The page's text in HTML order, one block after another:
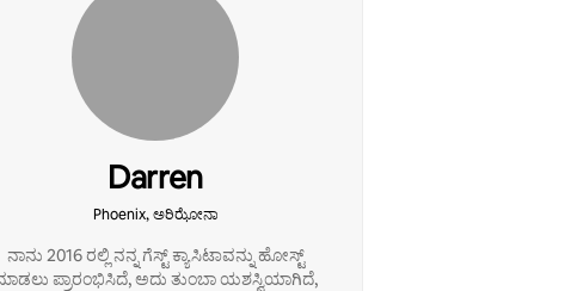
Darren
Phoenix, ಅರಿಝೋನಾ
ನಾನು 2016 ರಲ್ಲಿ ನನ್ನ ಗೆಸ್ಟ್ ಕ್ಯಾಸಿಟಾವನ್ನು ಹೋಸ್ಟ್
ಪ್ರಾರಂಭಿಸಿದೆ, ಅದು ತುಂಬಾ ಯಶಸ್ವಿಯಾಗಿದೆ,